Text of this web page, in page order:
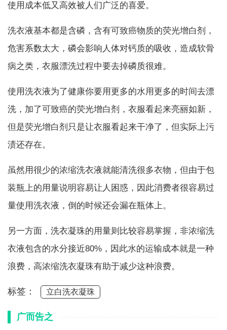
使用成本低又高效被人们广泛的喜爱。
洗衣液基本都是含磷，含有可致癌物质的荧光增白剂，
危害系数太大，磷会影响人体对钙质的吸收，造成软骨
病之类，衣服漂洗过程中要去掉磷质很难。
使用洗衣液为了健康你要用更多的水用更多的时间去漂
洗，加了可致癌的荧光增白剂，衣服看起来亮丽如新，
但是荧光增白剂只是让衣服看起来干净了，但实际上污
渍还存在。
虽然用很少的浓缩洗衣液就能清洗很多衣物，但由于包
装瓶上的用量说明容易让人困惑，因此消费者很容易过
量使用洗衣液，倒的时候还会漏在瓶体上。
另一方面，洗衣凝珠的用量则比较容易掌握，非浓缩洗
衣液包含的水分接近80%，因此水的运输成本就是一种
浪费，高浓缩洗衣凝珠有助于减少这种浪费。
标签： 立白洗衣凝珠
广而告之